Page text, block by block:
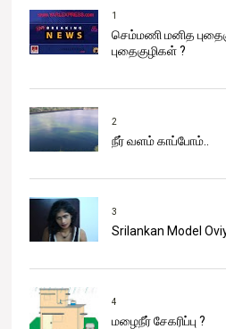
1
செம்மணி மனித
புதைகுழிகள் ?
2
நீர் வளம் காப்போம்..
3
Srilankan Model
4
மழைநீர் சேகரிப்பு ?